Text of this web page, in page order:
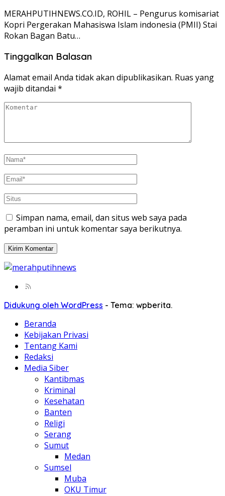
MERAHPUTIHNEWS.CO.ID, ROHIL – Pengurus komisariat
Kopri Pergerakan Mahasiswa Islam indonesia (PMII) Stai
Rokan Bagan Batu…
Tinggalkan Balasan
Alamat email Anda tidak akan dipublikasikan. Ruas yang
wajib ditandai *
Simpan nama, email, dan situs web saya pada
peramban ini untuk komentar saya berikutnya.
Didukung oleh WordPress - Tema: wpberita.
Beranda
Kebijakan Privasi
Tentang Kami
Redaksi
Media Siber
Kantibmas
Kriminal
Kesehatan
Banten
Religi
Serang
Sumut
Medan
Sumsel
Muba
OKU Timur